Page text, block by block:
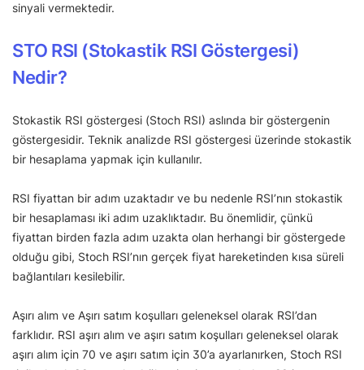
sinyali vermektedir.
STO RSI (Stokastik RSI Göstergesi)
Nedir?
Stokastik RSI göstergesi (Stoch RSI) aslında bir göstergenin
göstergesidir. Teknik analizde RSI göstergesi üzerinde stokastik
bir hesaplama yapmak için kullanılır.
RSI fiyattan bir adım uzaktadır ve bu nedenle RSI’nın stokastik
bir hesaplaması iki adım uzaklıktadır. Bu önemlidir, çünkü
fiyattan birden fazla adım uzakta olan herhangi bir göstergede
olduğu gibi, Stoch RSI’nın gerçek fiyat hareketinden kısa süreli
bağlantıları kesilebilir.
Aşırı alım ve Aşırı satım koşulları geleneksel olarak RSI’dan
farklıdır. RSI aşırı alım ve aşırı satım koşulları geleneksel olarak
aşırı alım için 70 ve aşırı satım için 30’a ayarlanırken, Stoch RSI